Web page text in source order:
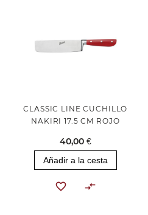
CLASSIC LINE CUCHILLO
NAKIRI 17.5 CM ROJO
40,00 €
Añadir a la cesta